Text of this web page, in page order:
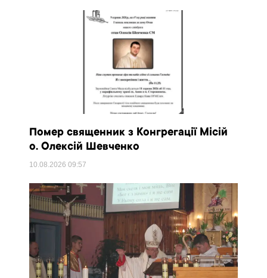
Помер священник з Конгрегації Місій
о. Олексій Шевченко
10.08.202609:57